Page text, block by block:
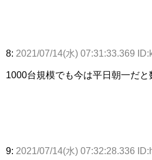
8: 2021/07/14(水) 07:31:33.369
1000台規模でも今は平日朝一だ
9: 2021/07/14(水) 07:32:28.336